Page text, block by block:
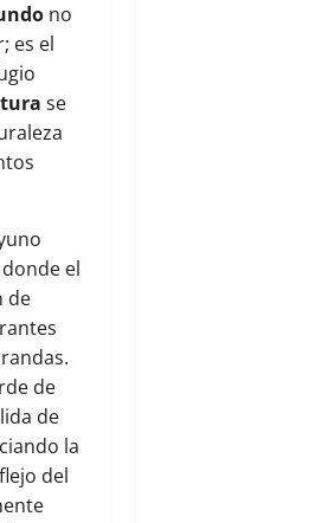
no
es el
se
donde el
de
de
de
la
del